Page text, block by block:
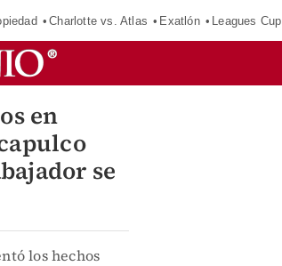
Charlotte vs. Atlas Exatlón Leagues Cup
en
se
los hechos